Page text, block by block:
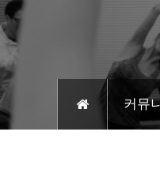
커뮤